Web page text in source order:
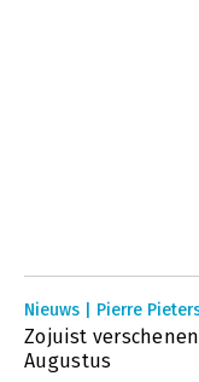
Nieuws | Pierre
Zojuist
Augustus